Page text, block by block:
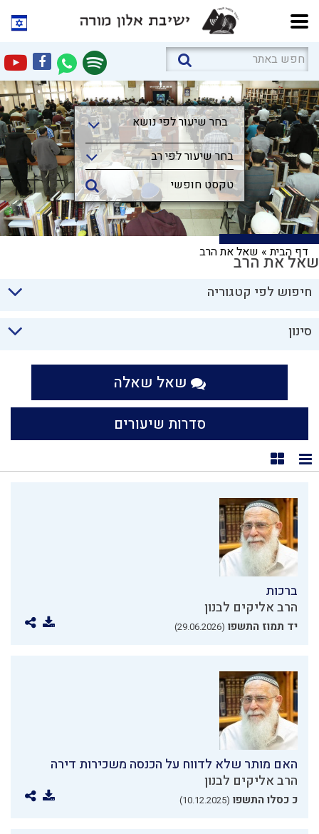
בחר שיעור לפי נושא
בחר שיעור לפי נושא
בחר שיעור לפי רב
דף הבית» שאל את הרבשאל את הרב
חיפוש לפי קטגוריה
סינון
שאל שאלה
סדרות שיעורים
תצוגת רשימה
תצוגת קוביות
ברכות
הרב אליקים לבנון
יד תמוז התשפו (29.06.2026)
האם מותר שלא לדווח על הכנסה משכירות דירה
הרב אליקים לבנון
כ כסלו התשפו (10.12.2025)